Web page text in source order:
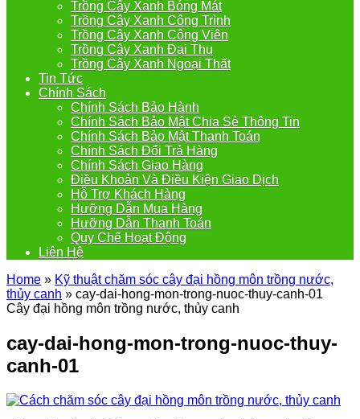
Trồng Cây Xanh Bóng Mát
Trồng Cây Xanh Công Trình
Trồng Cây Xanh Công Viên
Trồng Cây Xanh Đại Thụ
Trồng Cây Xanh Ngoại Thất
Tin Tức
Chính Sách
Chính Sách Bảo Hành
Chính Sách Bảo Mật Chia Sẻ Thông Tin
Chính Sách Bảo Mật Thanh Toán
Chính Sách Đổi Trả Hàng
Chính Sách Giao Hàng
Điều Khoản Và Điều Kiện Giao Dịch
Hỗ Trợ Khách Hàng
Hưỡng Dẫn Mua Hàng
Hưỡng Dẫn Thanh Toán
Quy Chế Hoạt Động
Liên Hệ
Home » Kỹ thuật chăm sóc cây đại hồng môn trồng nước,
thủy canh » cay-dai-hong-mon-trong-nuoc-thuy-canh-01
Cây đại hồng môn trồng nước, thủy canh
cay-dai-hong-mon-trong-nuoc-thuy-
canh-01